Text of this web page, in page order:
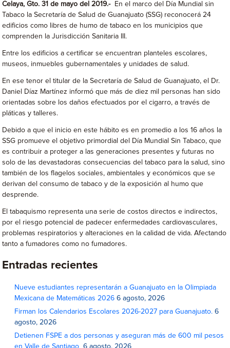
Celaya, Gto. 31 de mayo del 2019.-En el marco del Día Mundial sin
Tabaco la Secretaría de Salud de Guanajuato (SSG) reconocerá 24
edificios como libres de humo de tabaco en los municipios que
comprenden la Jurisdicción Sanitaria III.
Entre los edificios a certificar se encuentran planteles escolares,
museos, inmuebles gubernamentales y unidades de salud.
En ese tenor el titular de la Secretaría de Salud de Guanajuato, el Dr.
Daniel Díaz Martínez informó que más de diez mil personas han sido
orientadas sobre los daños efectuados por el cigarro, a través de
pláticas y talleres.
Debido a que el inicio en este hábito es en promedio a los 16 años la
SSG promueve el objetivo primordial del Día Mundial Sin Tabaco, que
es contribuir a proteger a las generaciones presentes y futuras no
solo de las devastadoras consecuencias del tabaco para la salud, sino
también de los flagelos sociales, ambientales y económicos que se
derivan del consumo de tabaco y de la exposición al humo que
desprende.
El tabaquismo representa una serie de costos directos e indirectos,
por el riesgo potencial de padecer enfermedades cardiovasculares,
problemas respiratorios y alteraciones en la calidad de vida. Afectando
tanto a fumadores como no fumadores.
Entradas recientes
Nueve estudiantes representarán a Guanajuato en la Olimpiada
Mexicana de Matemáticas 2026 6 agosto, 2026
Firman los Calendarios Escolares 2026-2027 para Guanajuato. 6
agosto, 2026
Detienen FSPE a dos personas y aseguran más de 600 mil pesos
en Valle de Santiago
6 agosto, 2026